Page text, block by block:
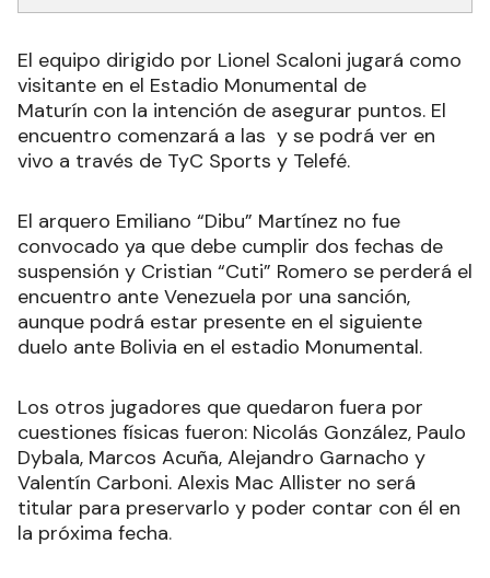
El equipo dirigido por Lionel Scaloni jugará como
visitante en el Estadio Monumental de
Maturín con la intención de asegurar puntos. El
encuentro comenzará a las y se podrá ver en
vivo a través de TyC Sports y Telefé.
El arquero Emiliano “Dibu” Martínez no fue
convocado ya que debe cumplir dos fechas de
suspensión y Cristian “Cuti” Romero se perderá el
encuentro ante Venezuela por una sanción,
aunque podrá estar presente en el siguiente
duelo ante Bolivia en el estadio Monumental.
Los otros jugadores que quedaron fuera por
cuestiones físicas fueron: Nicolás González, Paulo
Dybala, Marcos Acuña, Alejandro Garnacho y
Valentín Carboni. Alexis Mac Allister no será
titular para preservarlo y poder contar con él en
la próxima fecha.